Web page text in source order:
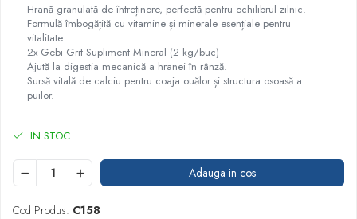
​Hrană granulată de întreținere, perfectă pentru echilibrul zilnic.
​Formulă îmbogățită cu vitamine și minerale esențiale pentru
vitalitate.
​2x Gebi Grit Supliment Mineral (2 kg/buc)
​Ajută la digestia mecanică a hranei în rânză.
​Sursă vitală de calciu pentru coaja ouălor și structura osoasă a
puilor.
IN STOC
Adauga in cos
Cod Produs: C158